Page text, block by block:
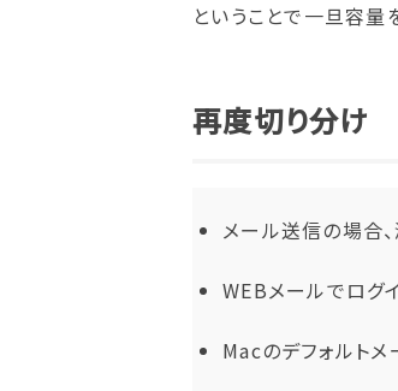
ということで一旦容量
再度切り分け
メール送信の場合
WEBメールでログ
Macのデフォルト